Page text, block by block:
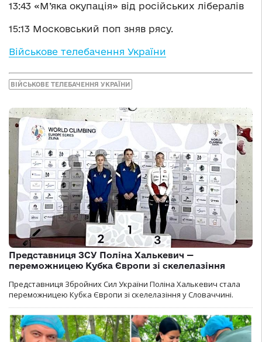
13:43 «М’яка окупація» від російських лібералів
15:13 Московський поп зняв рясу.
Військове телебачення України
ВІЙСЬКОВЕ ТЕЛЕБАЧЕННЯ УКРАЇНИ
Представниця ЗСУ Поліна Халькевич —
переможницею Кубка Європи зі скелелазіння
Представниця Збройних Сил України Поліна Халькевич стала
переможницею Кубка Європи зі скелелазіння у Словаччині.